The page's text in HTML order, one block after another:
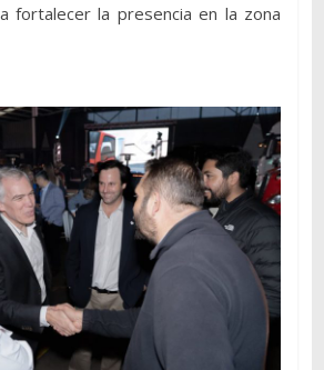
fortalecer la presencia en la zona